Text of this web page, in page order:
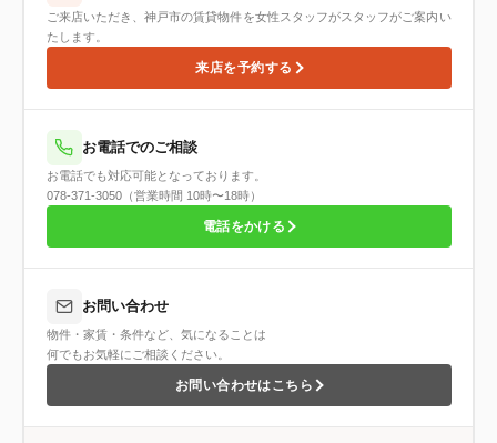
ご来店いただき、神戸市の賃貸物件を女性スタッフがスタッフがご案内い
たします。
来店を予約する
お電話でのご相談
お電話でも対応可能となっております。
078-371-3050（営業時間 10時〜18時）
電話をかける
お問い合わせ
物件・家賃・条件など、気になることは
何でもお気軽にご相談ください。
お問い合わせはこちら